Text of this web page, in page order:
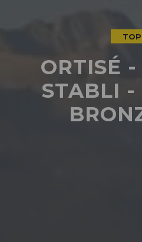
TOP
ORTISÉ
STABLI -